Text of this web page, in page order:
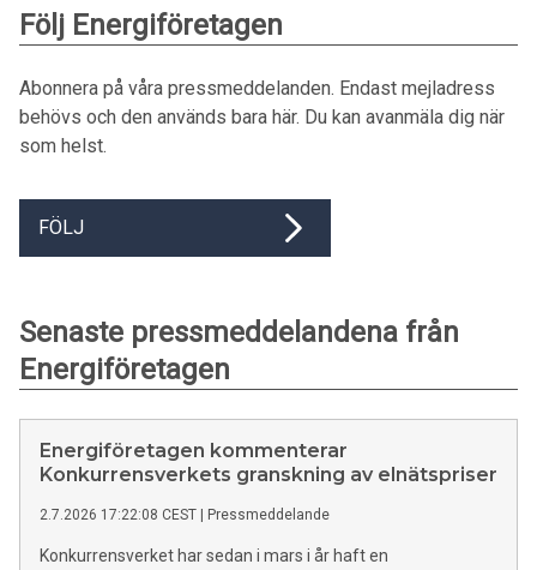
Följ Energiföretagen
Abonnera på våra pressmeddelanden. Endast mejladress
behövs och den används bara här. Du kan avanmäla dig när
som helst.
FÖLJ
Senaste pressmeddelandena från
Energiföretagen
Energiföretagen kommenterar
Konkurrensverkets granskning av elnätspriser
2.7.2026 17:22:08 CEST Pressmeddelande
Konkurrensverket har sedan i mars i år haft en